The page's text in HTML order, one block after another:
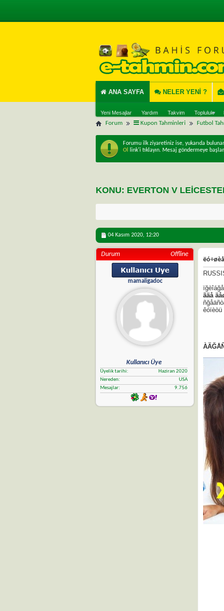
ANA SAYFA
Yeni Mesajlar Yardım Takvim Topluluk
NELER YENI ?
Forum Kupon Tahminleri Futbol
Forumu ilk ziyaretiniz ise, yukarıda
Ol
link'i tıklayın. Mesaj göndermeye
KONU: EVERTON V
04 Kasım 2020, 12:20
Durum Offline
mamaligadoc
Kullanıcı Üye
Üyelik tarihi
Haziran 2020
Nereden
USA
Mesajlar
9.756
ãäå
êóïèòü